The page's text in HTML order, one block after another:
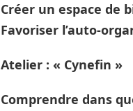
Créer un espace de
Favoriser l’auto-
Atelier : « Cynefin »
Comprendre dans